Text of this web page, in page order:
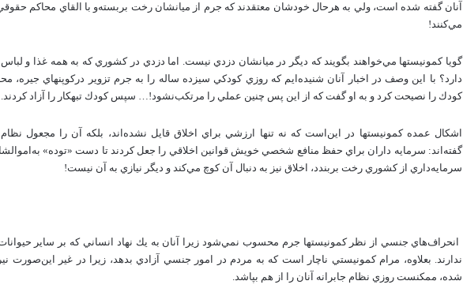
آنان‌ گفته‌ شده‌ است‌، ولي‌ به‌ هرحال‌ خودشان‌ معتقدند كه‌ جرم‌ از ميانشان‌ رخت‌ بربسته‌و با القاي‌ محاكم‌ حقوقي‌
مي‌كنند!
گويا كمونيستها مي‌خواهند بگويند كه‌ ديگر در ميانشان‌ دزدي‌ نيست‌. اما دزدي‌ در كشوري‌ كه‌ به‌ همه‌ غذا و
دارد؟ با اين‌ وصف‌ در اخبار آنان‌ شنيده‌ايم‌ كه‌ روزي‌ كودكي‌ سيزده‌ ساله‌ را به‌ جرم‌ تزوير دركوپنهاي‌ جيره‌،
كودك‌ را نصيحت‌ كرد و به‌ او گفت‌ كه‌ از اين‌ پس‌ چنين‌ عملي‌ را مرتكب‌نشود!… سپس‌ كودك‌ تبهكار را آزاد كردند.
اشكال‌ عمده‌ كمونيستها در اين‌است‌ كه‌ نه‌ تنها ارزشي‌ براي‌ اخلاق‌ قايل‌ نشده‌اند، بلكه‌ آن‌ را مجعول‌ نظام‌
گفته‌اند: سرمايه‌ داران‌ براي‌ حفظ‌ منافع‌ شخصي‌ خويش‌ قوانين‌ اخلاقي‌ را جعل‌ كردند تا دست‌ «توده‌» به‌اموالشان‌
سرمايه‌داري‌ از كشوري‌ رخت‌ بربندد، اخلاق‌ نيز به‌ دنبال‌ آن‌ كوچ‌ مي‌كند و ديگر نيازي‌ به‌ آن‌ نيست‌!
انحراف‌هاي‌ جنسي‌ از نظر كمونيستها جرم‌ محسوب‌ نمي‌شود زيرا آنان‌ به‌ يك‌ نهاد انساني‌ كه‌ بر ساير حيوانات‌
ندارند. بعلاوه‌، مرام‌ كمونيستي‌ ناچار است‌ كه‌ به‌ مردم‌ در امور جنسي‌ آزادي‌ بدهد، زيرا در غير اين‌صورت‌
شده‌، ممكنست‌ روزي‌ نظام‌ جابرانه‌ آنان‌ را از هم‌ بپاشد.